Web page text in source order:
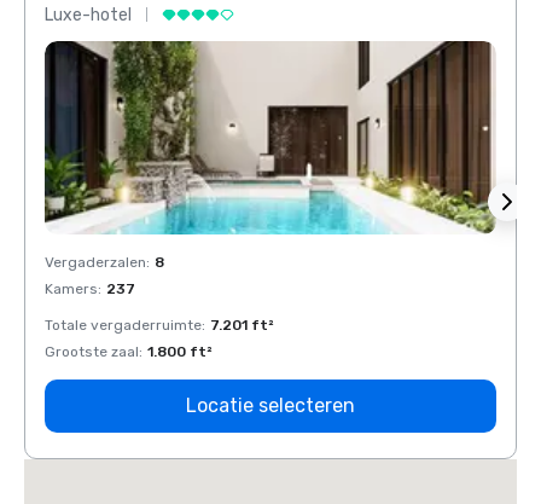
Luxe-hotel
Vergaderzalen: 8
Kamers: 237
Totale vergaderruimte: 7.201 ft²
Grootste zaal: 1.800 ft²
Locatie selecteren